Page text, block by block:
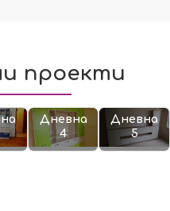
проекти
Дневна
4
Дневна
5